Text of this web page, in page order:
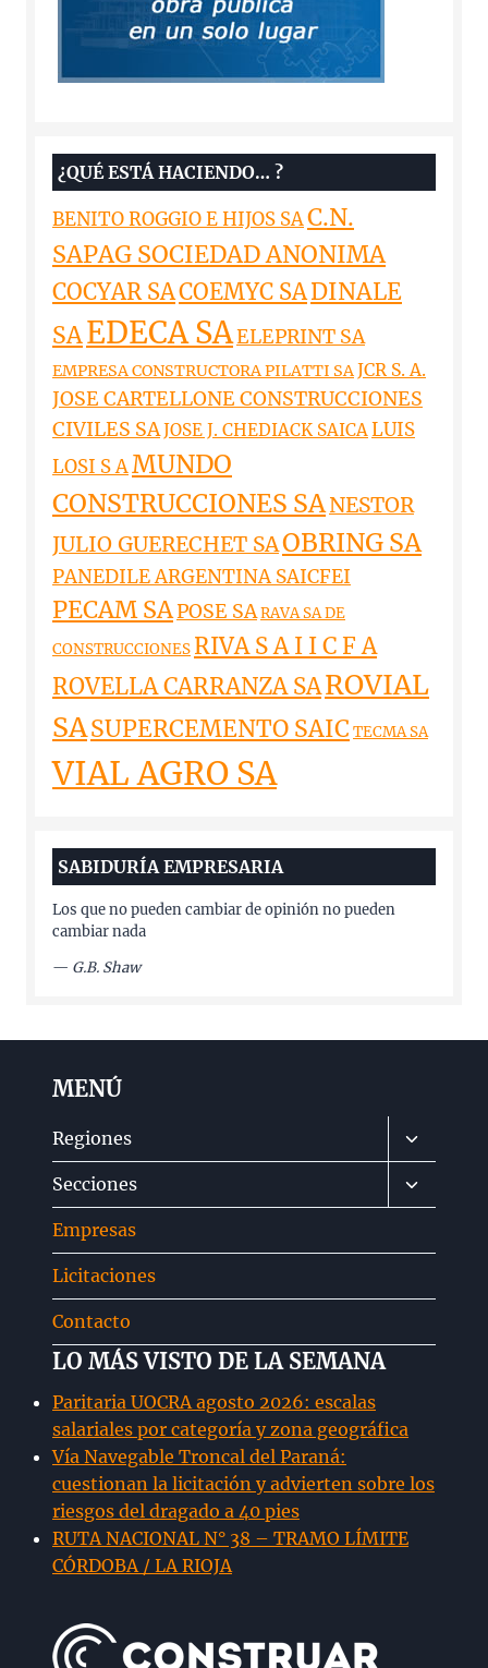
¿QUÉ ESTÁ HACIENDO… ?
BENITO ROGGIO E HIJOS SAC.N.
SAPAG SOCIEDAD ANONIMA
COCYAR SACOEMYC SADINALE
SAEDECA SAELEPRINT SA
EMPRESA CONSTRUCTORA PILATTI SAJCR S. A.
JOSE CARTELLONE CONSTRUCCIONES
CIVILES SAJOSE J. CHEDIACK SAICALUIS
LOSI S AMUNDO
CONSTRUCCIONES SANESTOR
JULIO GUERECHET SAOBRING SA
PANEDILE ARGENTINA SAICFEI
PECAM SAPOSE SARAVA SA DE
CONSTRUCCIONES RIVA S A I I C F A
ROVELLA CARRANZA SAROVIAL
SASUPERCEMENTO SAIC TECMA SA
VIAL AGRO SA
SABIDURÍA EMPRESARIA
Los que no pueden cambiar de opinión no pueden
cambiar nada
— G.B. Shaw
MENÚ
Regiones
Alternar
menú
hijo
Secciones
Alternar
menú
Empresas
Licitaciones
Contacto
LO MÁS VISTO DE LA SEMANA
Paritaria UOCRA agosto 2026: escalas
salariales por categoría y zona geográfica
Vía Navegable Troncal del Paraná:
cuestionan la licitación y advierten sobre los
riesgos del dragado a 40 pies
RUTA NACIONAL N° 38 – TRAMO LÍMITE
CÓRDOBA / LA RIOJA